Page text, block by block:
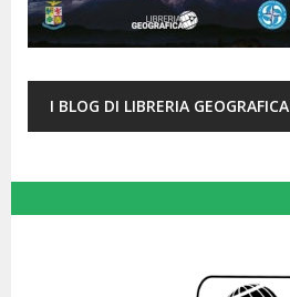
I BLOG DI LIBRERIA GEOGRAFICA